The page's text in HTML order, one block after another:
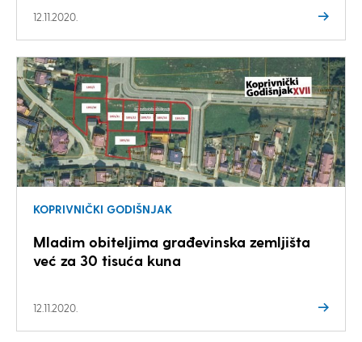
12.11.2020.
KOPRIVNIČKI GODIŠNJAK
Mladim obiteljima građevinska zemljišta
već za 30 tisuća kuna
12.11.2020.